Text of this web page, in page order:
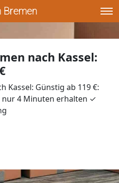
Bremen
nach Kassel:
Kassel: Günstig ab 119 €:
nur 4 Minuten erhalten ✓